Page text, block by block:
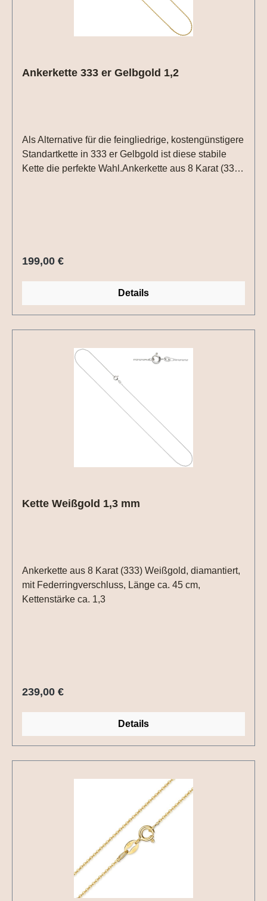
Ankerkette 333 er Gelbgold 1,2
Als Alternative für die feingliedrige, kostengünstigere
Standartkette in 333 er Gelbgold ist diese stabile
Kette die perfekte Wahl.Ankerkette aus 8 Karat (333)
Regulärer Preis:
199,00 €
Details
Kette Weißgold 1,3 mm
Ankerkette aus 8 Karat (333) Weißgold, diamantiert,
mit Federringverschluss, Länge ca. 45 cm,
Kettenstärke ca. 1,3
Regulärer Preis:
239,00 €
Details